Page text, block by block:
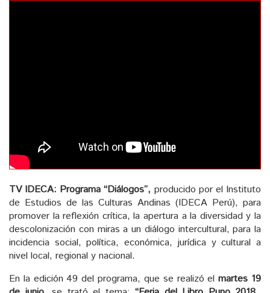
TV IDECA: Programa “Diálogos”, producido por el Instituto
de Estudios de las Culturas Andinas (IDECA Perú), para
promover la reflexión crítica, la apertura a la diversidad y la
descolonización con miras a un diálogo intercultural, para la
incidencia social, política, económica, jurídica y cultural a
nivel local, regional y nacional.
En la edición 49 del programa, que se realizó elmartes 19